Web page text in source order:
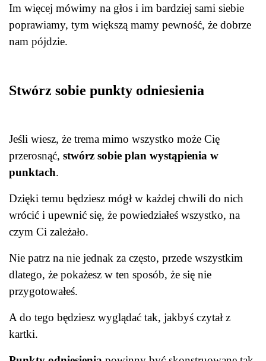
Im więcej mówimy na głos i im bardziej sami siebie
poprawiamy, tym większą mamy pewność, że dobrze
nam pójdzie.
Stwórz sobie punkty odniesienia
Jeśli wiesz, że trema mimo wszystko może Cię
przerosnąć, stwórz sobie plan wystąpienia w
punktach.
Dzięki temu będziesz mógł w każdej chwili do nich
wrócić i upewnić się, że powiedziałeś wszystko, na
czym Ci zależało.
Nie patrz na nie jednak za często, przede wszystkim
dlatego, że pokażesz w ten sposób, że się nie
przygotowałeś.
A do tego będziesz wyglądać tak, jakbyś czytał z
kartki.